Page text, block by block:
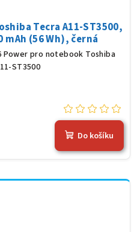
Tecra A11-ST3500,
mAh (56 Wh), černá
pro notebook Toshiba
ST3500
Do košíku